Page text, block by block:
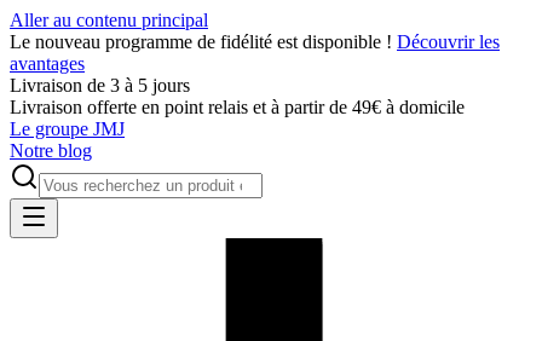
Aller au contenu principal
Le nouveau programme de fidélité est disponible ! Découvrir les
avantages
Livraison de 3 à 5 jours
Livraison offerte en point relais et à partir de 49€ à domicile
Le groupe JMJ
Notre blog